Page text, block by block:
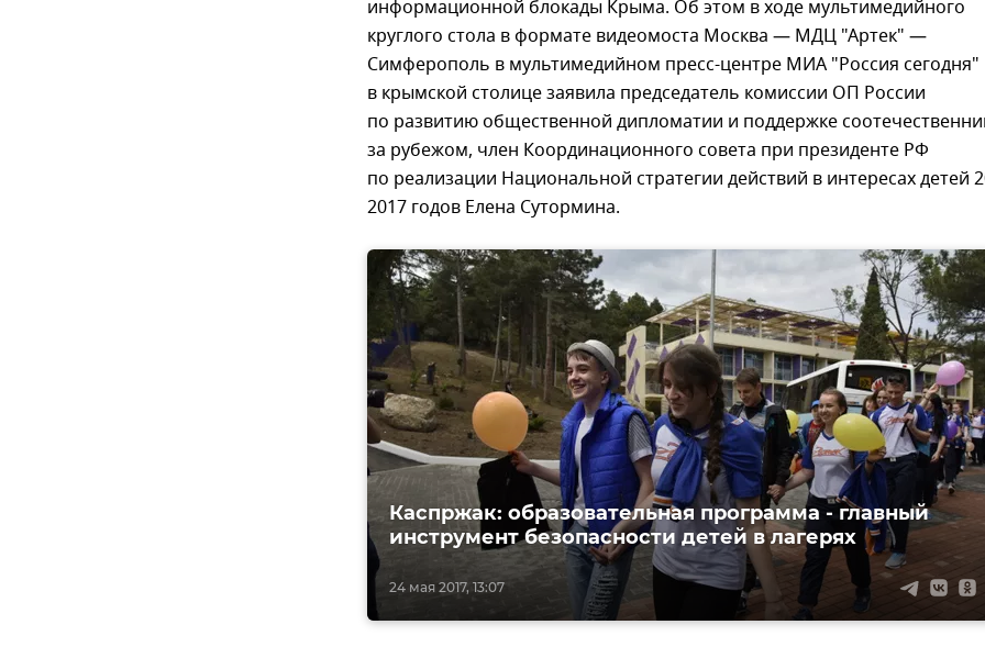
информационной блокады Крыма. Об этом в ходе мультимедийного
круглого стола в формате видеомоста Москва — МДЦ "Артек" —
Симферополь в мультимедийном пресс-центре МИА "Россия сегодня"
в крымской столице заявила председатель комиссии ОП России
по развитию общественной дипломатии и поддержке
за рубежом, член Координационного совета при президенте РФ
по реализации Национальной стратегии действий в интересах детей
2017 годов Елена Сутормина.
24 мая 2017, 13:07
Каспржак: образовательная программа - главный
инструмент безопасности детей в лагерях